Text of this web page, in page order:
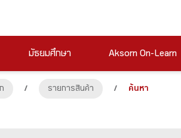
มัธยมศึกษา Aksorn On-Learn
/ รายการสินค้า / ค้นหา